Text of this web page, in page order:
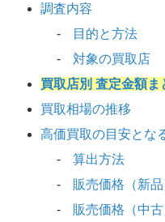
調査内容
目的と方法
対象の買取店
買取店別 査定金額
買取相場の推移
高価買取の目安とな
算出方法
販売価格（新品
販売価格（中古